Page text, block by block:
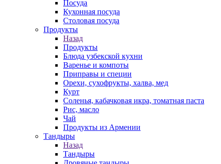
Посуда
Кухонная посуда
Столовая посуда
Продукты
Назад
Продукты
Блюда узбекской кухни
Варенье и компоты
Приправы и специи
Орехи, сухофрукты, халва, мед
Курт
Соленья, кабачковая икра, томатная паста
Рис, масло
Чай
Продукты из Армении
Тандыры
Назад
Тандыры